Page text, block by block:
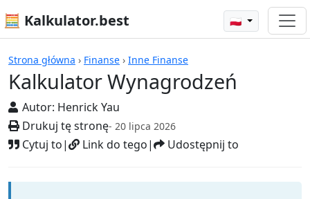
🧮 Kalkulator.best 🇵🇱
Strona główna › Finanse › Inne Finanse
Kalkulator Wynagrodzeń
Autor: Henrick Yau
Drukuj tę stronę- 20 lipca 2026
Cytuj to| Link do tego| Udostępnij to
Kalkulatory